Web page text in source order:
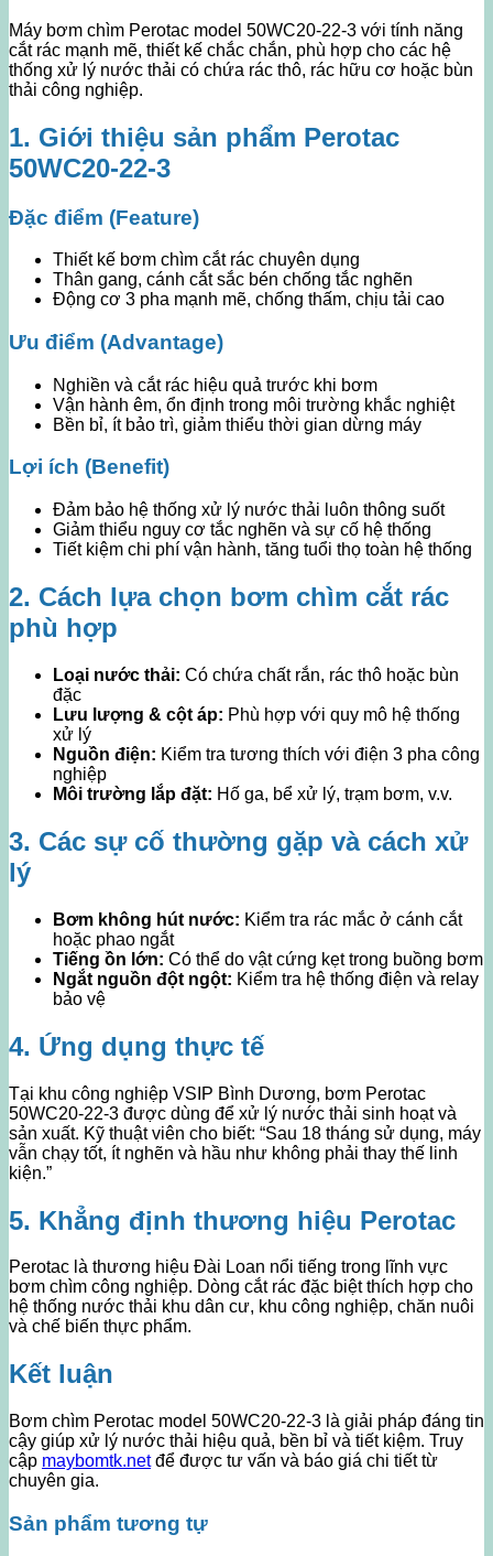
Máy bơm chìm Perotac model 50WC20-22-3 với tính năng
cắt rác mạnh mẽ, thiết kế chắc chắn, phù hợp cho các hệ
thống xử lý nước thải có chứa rác thô, rác hữu cơ hoặc bùn
thải công nghiệp.
1. Giới thiệu sản phẩm Perotac
50WC20-22-3
Đặc điểm (Feature)
Thiết kế bơm chìm cắt rác chuyên dụng
Thân gang, cánh cắt sắc bén chống tắc nghẽn
Động cơ 3 pha mạnh mẽ, chống thấm, chịu tải cao
Ưu điểm (Advantage)
Nghiền và cắt rác hiệu quả trước khi bơm
Vận hành êm, ổn định trong môi trường khắc nghiệt
Bền bỉ, ít bảo trì, giảm thiểu thời gian dừng máy
Lợi ích (Benefit)
Đảm bảo hệ thống xử lý nước thải luôn thông suốt
Giảm thiểu nguy cơ tắc nghẽn và sự cố hệ thống
Tiết kiệm chi phí vận hành, tăng tuổi thọ toàn hệ thống
2. Cách lựa chọn bơm chìm cắt rác
phù hợp
Loại nước thải: Có chứa chất rắn, rác thô hoặc bùn
đặc
Lưu lượng & cột áp: Phù hợp với quy mô hệ thống
xử lý
Nguồn điện: Kiểm tra tương thích với điện 3 pha công
nghiệp
Môi trường lắp đặt: Hố ga, bể xử lý, trạm bơm, v.v.
3. Các sự cố thường gặp và cách xử
lý
Bơm không hút nước: Kiểm tra rác mắc ở cánh cắt
hoặc phao ngắt
Tiếng ồn lớn: Có thể do vật cứng kẹt trong buồng bơm
Ngắt nguồn đột ngột: Kiểm tra hệ thống điện và relay
bảo vệ
4. Ứng dụng thực tế
Tại khu công nghiệp VSIP Bình Dương, bơm Perotac
50WC20-22-3 được dùng để xử lý nước thải sinh hoạt và
sản xuất. Kỹ thuật viên cho biết: “Sau 18 tháng sử dụng, máy
vẫn chạy tốt, ít nghẽn và hầu như không phải thay thế linh
kiện.”
5. Khẳng định thương hiệu Perotac
Perotac là thương hiệu Đài Loan nổi tiếng trong lĩnh vực
bơm chìm công nghiệp. Dòng cắt rác đặc biệt thích hợp cho
hệ thống nước thải khu dân cư, khu công nghiệp, chăn nuôi
và chế biến thực phẩm.
Kết luận
Bơm chìm Perotac model 50WC20-22-3 là giải pháp đáng tin
cậy giúp xử lý nước thải hiệu quả, bền bỉ và tiết kiệm. Truy
cập maybomtk.netđể được tư vấn và báo giá chi tiết từ
chuyên gia.
Sản phẩm tương tự